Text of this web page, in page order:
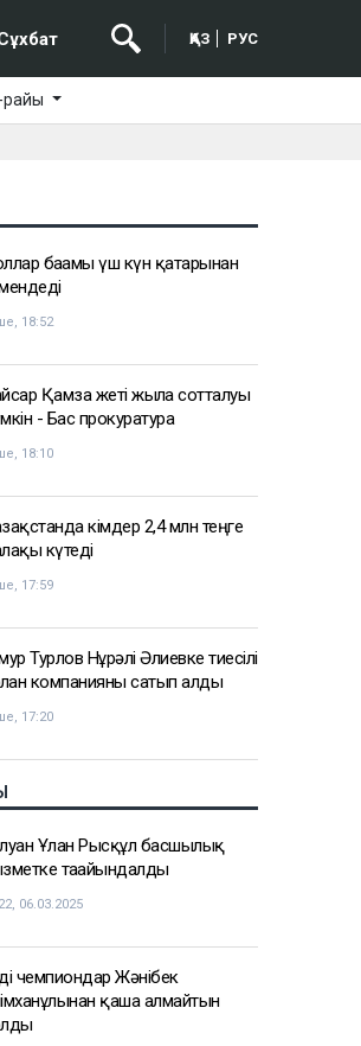
ҚАЗ РУС
бағамы үш күн қатарынан
18:52
Қамза жеті жылға сотталуы
- Бас прокуратура
18:10
кімдер 2,4 млн теңге
күтеді
17:59
Турлов Нұрәлі Әлиевке тиесілі
компанияны сатып алды
17:20
Ұлан Рысқұл басшылық
тағайындалды
06.03.2025
чемпиондар Жәнібек
қаша алмайтын